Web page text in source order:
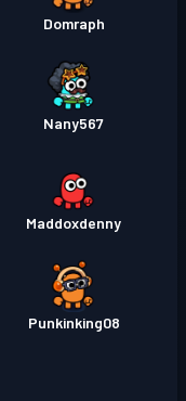
Domraph
Nany567
Maddoxdenny
Punkinking08